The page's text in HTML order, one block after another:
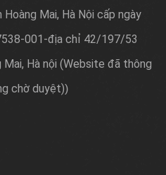
Mai, Hà Nội cấp ngày
001-địa chỉ 42/197/53
Hà nội (Website đã thông
chờ duyệt))